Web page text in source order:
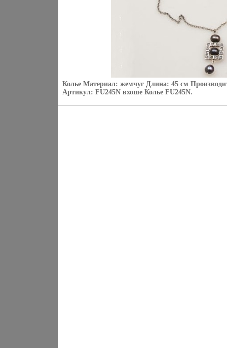
Колье Материал: жемчуг Длина: 45 см
Артикул: FU245N вхоше Колье FU245N.